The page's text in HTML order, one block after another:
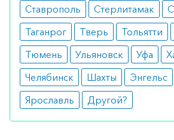
Терапию начинают с 2-4 г в
увеличивая дозировку до
в крови 14-20 мг/л. Для детей от
дозировку рассчитывают исходя
тела. Максимальная
должна быть не более 10 мг/л.
Особые указания
Ставрополь
Стерлитамак
Таганрог
Тверь Тольятти
Тюмень
Ульяновск Уфа
Челябинск
Шахты Энгельс
Ярославль
Другой?